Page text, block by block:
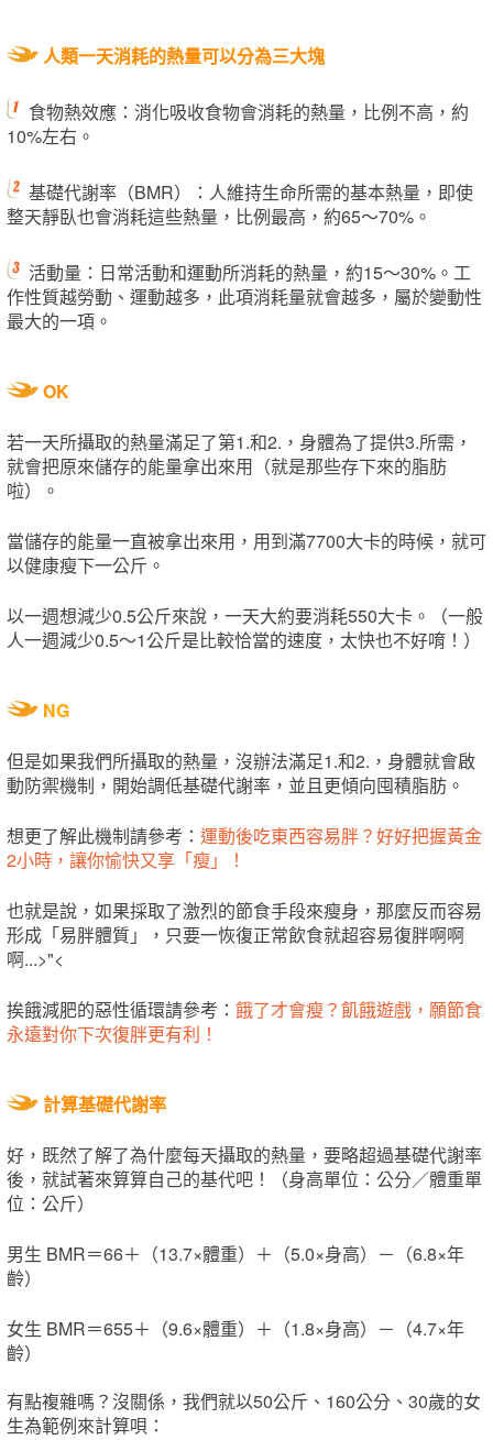
人類一天消耗的熱量可以分為三大塊
食物熱效應：消化吸收食物會消耗的熱量，比例不高，約
10%左右。
基礎代謝率（BMR）：人維持生命所需的基本熱量，即使
整天靜臥也會消耗這些熱量，比例最高，約65～70%。
活動量：日常活動和運動所消耗的熱量，約15～30%。工
作性質越勞動、運動越多，此項消耗量就會越多，屬於變動性
最大的一項。
OK
若一天所攝取的熱量滿足了第1.和2.，身體為了提供3.所需，
就會把原來儲存的能量拿出來用（就是那些存下來的脂肪
啦）。
當儲存的能量一直被拿出來用，用到滿7700大卡的時候，就可
以健康瘦下一公斤。
以一週想減少0.5公斤來說，一天大約要消耗550大卡。（一般
人一週減少0.5～1公斤是比較恰當的速度，太快也不好唷！）
NG
但是如果我們所攝取的熱量，沒辦法滿足1.和2.，身體就會啟
動防禦機制，開始調低基礎代謝率，並且更傾向囤積脂肪。
想更了解此機制請參考： 運動後吃東西容易胖？好好把握黃金
2小時，讓你愉快又享「瘦」！
也就是說，如果採取了激烈的節食手段來瘦身，那麼反而容易
形成「易胖體質」，只要一恢復正常飲食就超容易復胖啊啊
啊...>"<
挨餓減肥的惡性循環請參考： 餓了才會瘦？飢餓遊戲，願節食
永遠對你下次復胖更有利！
計算基礎代謝率
好，既然了解了為什麼每天攝取的熱量，要略超過基礎代謝率
後，就試著來算算自己的基代吧！（身高單位：公分／體重單
位：公斤）
男生 BMR＝66＋（13.7×體重）＋（5.0×身高）－（6.8×年
齡）
女生 BMR＝655＋（9.6×體重）＋（1.8×身高）－（4.7×年
齡）
有點複雜嗎？沒關係，我們就以50公斤、160公分、30歲的女
生為範例來計算唄：